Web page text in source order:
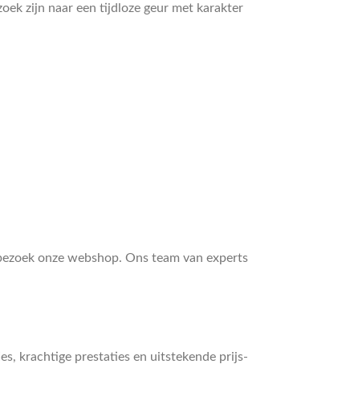
zijn naar een tijdloze geur met karakter
onze webshop. Ons team van experts
krachtige prestaties en uitstekende prijs-